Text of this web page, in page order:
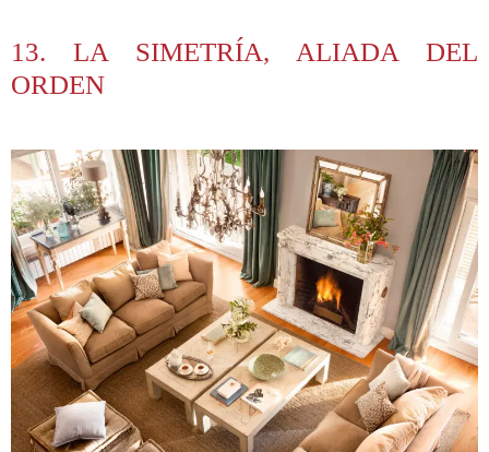
13. LA SIMETRÍA, ALIADA DEL
ORDEN